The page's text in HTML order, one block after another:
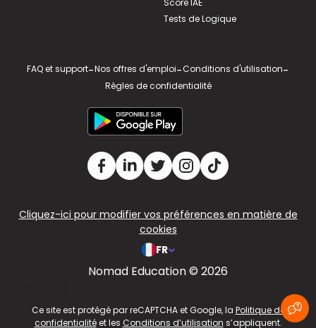
Tests de Logique
FAQ et support-Nos offres d'emploi-Conditions d'utilisation-
Règles de confidentialité
Cliquez-ici pour modifier vos préférences en matière de
cookies
FR
Nomad Education © 2026
Ce site est protégé par reCAPTCHA et Google, la Politique de
confidentialitéet les Conditions d’utilisation s’appliquent.